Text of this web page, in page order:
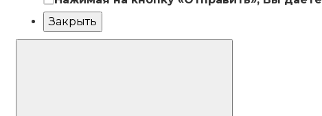
Закрыть